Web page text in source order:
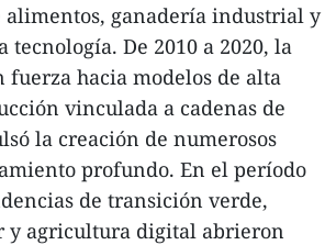
alimentos, ganadería industrial y
tecnología. De 2010 a 2020, la
fuerza hacia modelos de alta
vinculada a cadenas de
la creación de numerosos
profundo. En el período
de transición verde,
y agricultura digital abrieron